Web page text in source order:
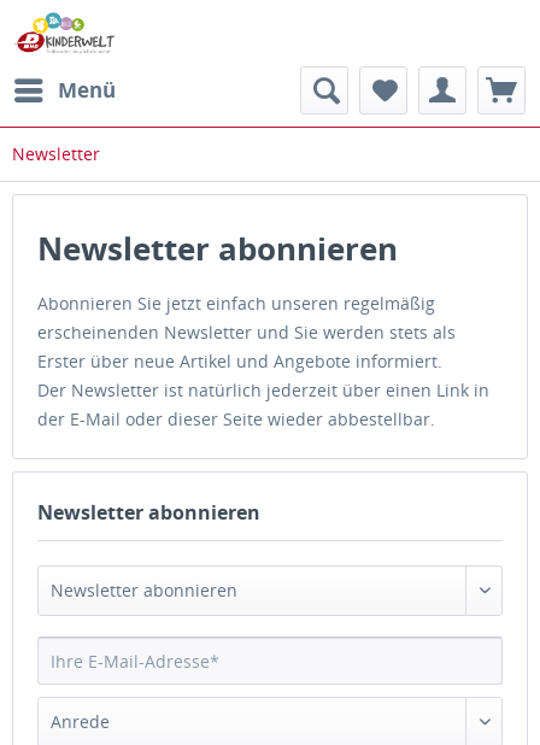
Menü
Newsletter
Newsletter abonnieren
Abonnieren Sie jetzt einfach unseren regelmäßig
erscheinenden Newsletter und Sie werden stets als
Erster über neue Artikel und Angebote informiert.
Der Newsletter ist natürlich jederzeit über einen Link in
der E-Mail oder dieser Seite wieder abbestellbar.
Newsletter abonnieren